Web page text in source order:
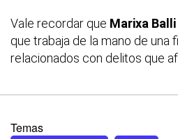
Vale recordar que Marixa Balli
que trabaja de la mano de una
relacionados con delitos que
Temas